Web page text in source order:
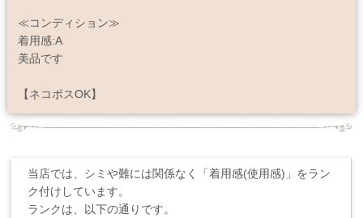
≪コンディション≫
着用感:A
美品です
【ネコポスOK】
当店では、シミや難には関係なく「着用感(使用感)」をラン
ク付けしています。
ランクは、以下の通りです。